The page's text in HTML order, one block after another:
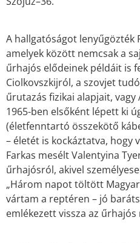
A hallgatóságot lenyűgözték
amelyek között nemcsak a
űrhajós elődeinek példáit is
Ciolkovszkijról, a szovjet
űrutazás fizikai alapjait, vagy
1965-ben elsőként lépett ki
(életfenntartó összekötő
– életét is kockáztatva, hogy
Farkas mesélt Valentyina
űrhajósról, akivel
„Három napot töltött
vártam a reptéren – jó
emlékezett vissza az űrhajós